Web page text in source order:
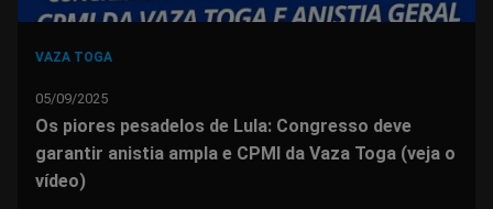
VAZA TOGA
05/09/2025
Os piores pesadelos de Lula: Congresso deve
garantir anistia ampla e CPMI da Vaza Toga (veja o
vídeo)